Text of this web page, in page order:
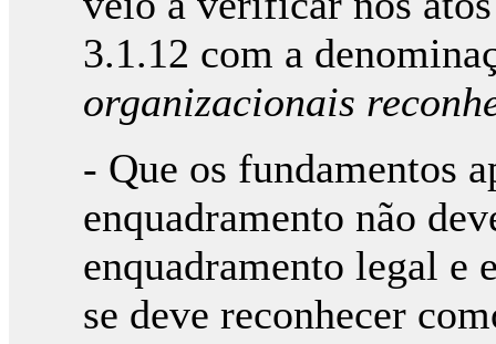
3.1.12 com a
organizacionais
- Que os fundamentos
enquadramento não
enquadramento legal e
se deve reconhecer